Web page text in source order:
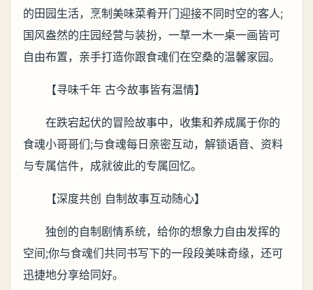
的田园生活，烹制美味菜肴开门迎接不同时空的客人;
国风盎然的庄园经营与装扮，一草一木一桌一画皆可
自由布置，亲手打造你跟食魂们在空桑的温馨家园。
【寻味千年 古今故事皆有温情】
在跌宕起伏的冒险故事中，收集和养成属于你的
食魂小哥哥们;与食魂每日亲密互动，解锁语音、资料
与专属信件，成就彼此的专属回忆。
【深度共创 自制故事互动随心】
独创的自制剧情系统，给你的想象力自由发挥的
空间;你与食魂们共同书写下的一段段美味奇缘，还可
迅捷地分享给同好。